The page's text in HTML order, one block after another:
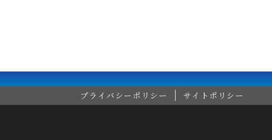
プライバシーポリシー サイトポリシー